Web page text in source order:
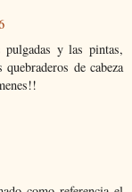
y las pintas,
de cabeza